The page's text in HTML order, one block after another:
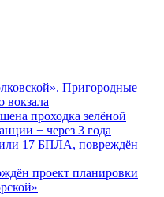
Пригородные
вокзала
проходка зелёной
− через 3 года
17 БПЛА, повреждён
проект планировки